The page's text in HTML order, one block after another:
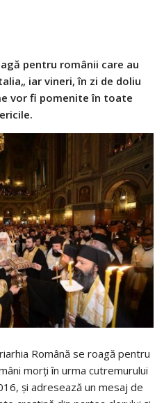
pentru românii care au
iar vineri, în zi de doliu
vor fi pomenite în toate
Română se roagă pentru
morți în urma cutremurului
și adresează un mesaj de